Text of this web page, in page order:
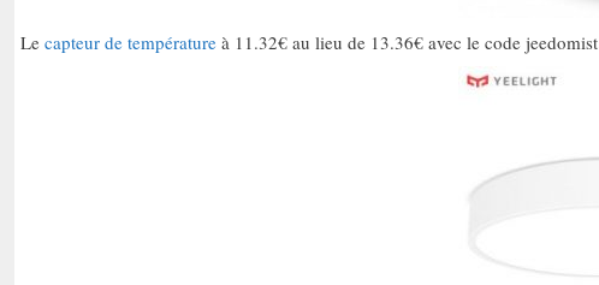
Le capteur de température à 11.32€ au lieu de 13.36€ avec le code jeedomist